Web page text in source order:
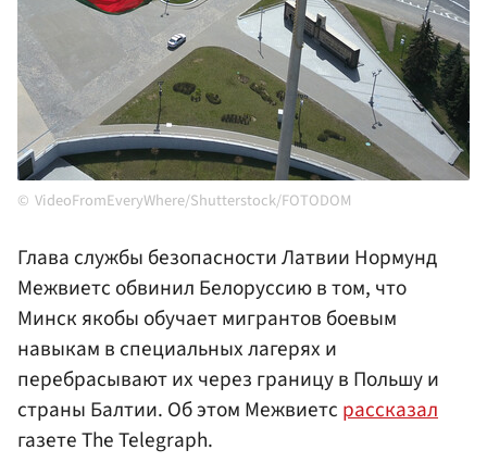
VideoFromEveryWhere/Shutterstock/FOTODOM
Глава службы безопасности Латвии Нормунд
Межвиетс обвинил Белоруссию в том, что
Минск якобы обучает мигрантов боевым
навыкам в специальных лагерях и
перебрасывают их через границу в Польшу и
страны Балтии. Об этом Межвиетс рассказал
газете The Telegraph.